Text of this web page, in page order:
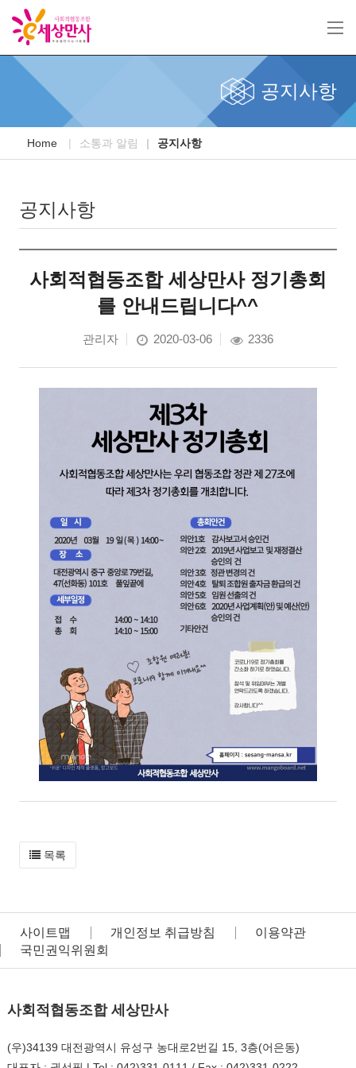
공지사항
Home 소통과 알림 공지사항
공지사항
사회적협동조합 세상만사 정기총회
를 안내드립니다^^
관리자 2020-03-06 2336
목록
사이트맵 개인정보 취급방침
이용약관
국민권익위원회
사회적협동조합 세상만사
(우)34139 대전광역시 유성구 농대로2번길 15, 3층(어은동)